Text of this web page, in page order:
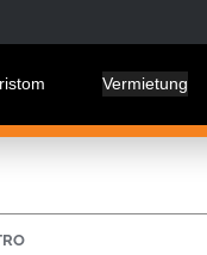
Vermietung